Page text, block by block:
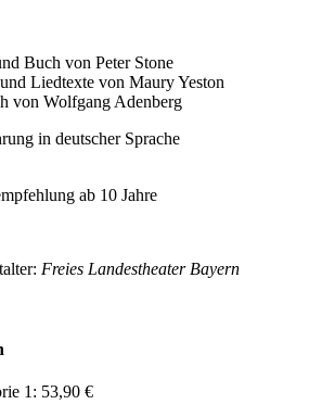
Buch von Peter Stone
Liedtexte von Maury Yeston
von Wolfgang Adenberg
in deutscher Sprache
ab 10 Jahre
Freies Landestheater Bayern
1: 53,90 €